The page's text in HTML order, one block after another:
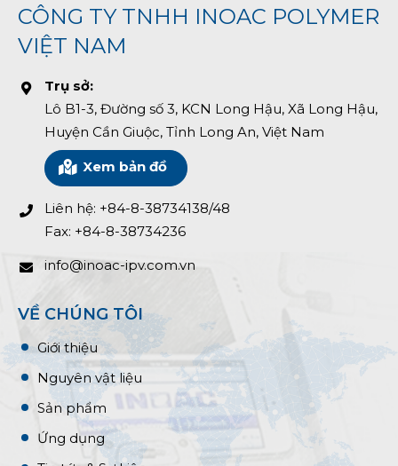
CÔNG TY TNHH INOAC POLYMER
VIỆT NAM
Trụ sở:
Lô B1-3, Đường số 3, KCN Long Hậu, Xã Long Hậu,
Huyện Cần Giuộc, Tỉnh Long An, Việt Nam
Xem bản đồ
Liên hệ: +84-8-38734138/48
Fax: +84-8-38734236
info@inoac-ipv.com.vn
VỀ CHÚNG TÔI
Giới thiệu
Nguyên vật liệu
Sản phẩm
Ứng dụng